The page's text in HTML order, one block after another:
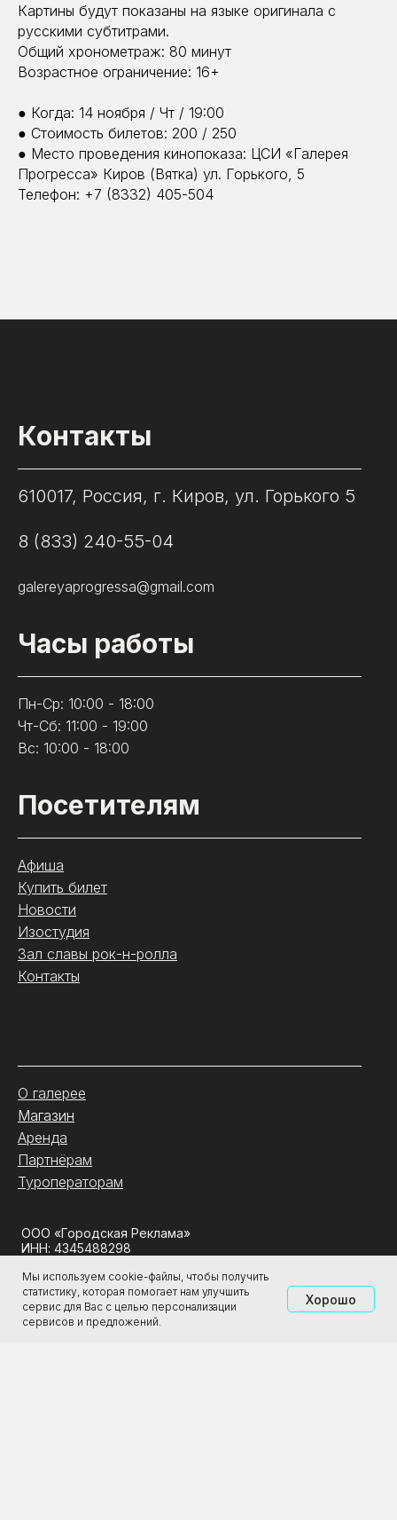
Картины будут показаны на языке оригинала с
русскими субтитрами.
Общий хронометраж: 80 минут
Возрастное ограничение: 16+
● Когда: 14 ноября / Чт / 19:00
● Стоимость билетов: 200 / 250
● Место проведения кинопоказа: ЦСИ «Галерея
Прогресса» Киров (Вятка) ул. Горького, 5
Телефон: +7 (8332) 405-504
Мы используем cookie-файлы, чтобы получить
статистику, которая помогает нам улучшить
сервис для Вас с целью персонализации
сервисов и предложений.
Хорошо
Контакты
610017, Россия, г. Киров, ул. Горького 5
8 (833) 240-55-04
galereyaprogressa@gmail.com
Часы работы
Пн-Ср: 10:00 - 18:00
Чт-Сб: 11:00 - 19:00
Вс: 10:00 - 18:00
Посетителям
Афиша
Купить билет
Новости
Изостудия
Зал славы рок-н-ролла
Контакты
О галерее
Магазин
Аренда
Партнёрам
Туроператорам
ООО «Городская Реклама»
ИНН: 4345488298
2011-2026 ЦСИ «Галерея Прогресса»
Все права защищены. 18+
Политика конфиденциальности